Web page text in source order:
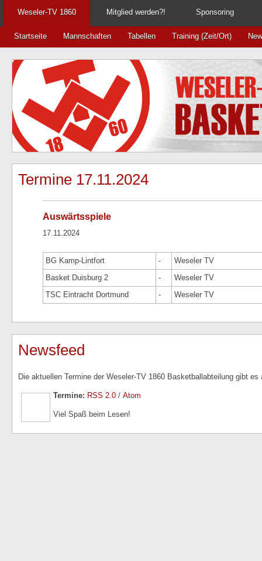
Weseler-TV 1860 Mitglied werden?! Sponsoring
Startseite Mannschaften Tabellen Training (Zeit/Ort)
Termine 17.11.2024
Auswärtsspiele
17.11.2024
BG Kamp-Lintfort -
Weseler TV
Basket Duisburg 2
-
Weseler TV
TSC Eintracht Dortmund
- Weseler TV
Newsfeed
Die aktuellen Termine der Weseler-TV 1860 Basketballabteilung gibt
Termine: RSS 2.0 / Atom
Viel Spaß beim Lesen!